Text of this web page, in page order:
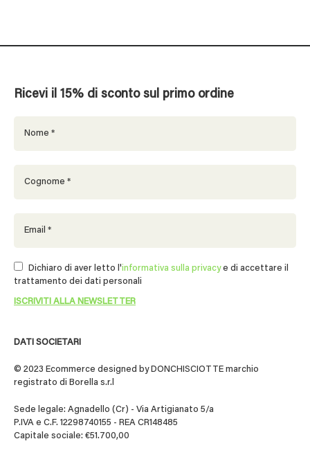
DATI SOCIETARI
© 2023 Ecommerce designed by DONCHISCIOTTE marchio
registrato di Borella s.r.l
Sede legale: Agnadello (Cr) - Via Artigianato 5/a
P.IVA e C.F. 12298740155 - REA CR148485
Capitale sociale: €51.700,00
Ricevi il 15% di sconto sul primo ordine
Dichiaro di aver letto l'informativa sulla privacye di accettare il
trattamento dei dati personali